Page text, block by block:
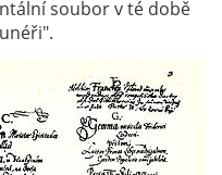
soubor v té době